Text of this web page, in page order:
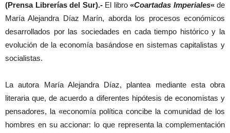
(Prensa Librerías del Sur).- El libro «Coartadas Imperiales«de
María Alejandra Díaz Marín, aborda los procesos económicos
desarrollados por las sociedades en cada tiempo histórico y la
evolución de la economía basándose en sistemas capitalistas y
socialistas.
La autora María Alejandra Díaz, plantea mediante esta obra
literaria que, de acuerdo a diferentes hipótesis de economistas y
pensadores, la «economía política concibe la comunidad de los
hombres en su accionar: lo que representa la complementación